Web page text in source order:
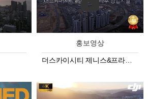
홍보영상
더스카이시티 제니스&프라우 상업시설